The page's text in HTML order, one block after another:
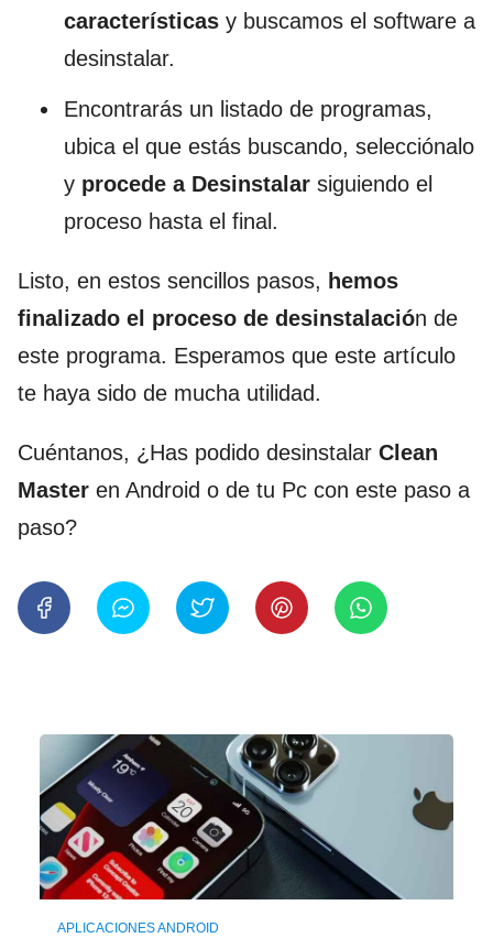
características y buscamos el software a
desinstalar.
Encontrarás un listado de programas,
ubica el que estás buscando, selecciónalo
y procede a Desinstalar siguiendo el
proceso hasta el final.
Listo, en estos sencillos pasos, hemos
finalizado el proceso de desinstalación de
este programa. Esperamos que este artículo
te haya sido de mucha utilidad.
Cuéntanos, ¿Has podido desinstalar Clean
Master en Android o de tu Pc con este paso a
paso?
APLICACIONES ANDROID